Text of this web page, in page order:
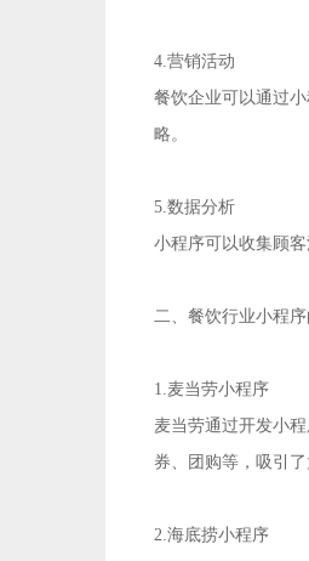
4.营销活动
餐饮企业可以通过
略。
5.数据分析
小程序可以收集顾
二、餐饮行业小程
1.麦当劳小程序
麦当劳通过开发小
券、团购等，吸引了
2.海底捞小程序